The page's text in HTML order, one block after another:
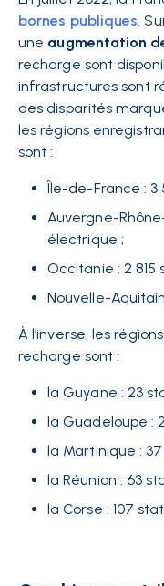
bornes publiques.
une augmentation
recharge sont
infrastructures sont
des disparités
les régions
sont :
Île-de-France : 3
Auvergne-
électrique ;
Occitanie : 2 815
Nouvelle-
À l’inverse, les
recharge sont :
la Guyane : 23
la Guadeloupe :
la Martinique :
la Réunion : 63
la Corse : 107